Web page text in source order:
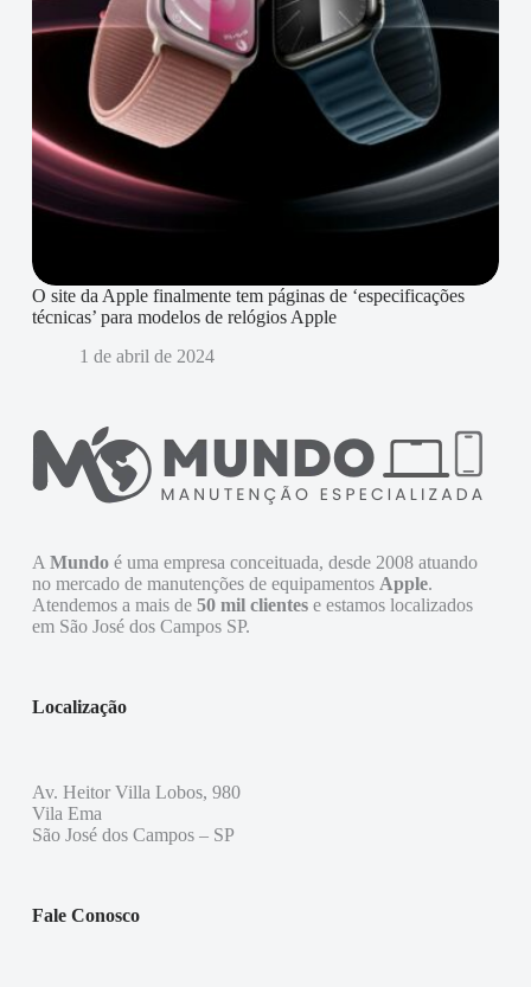
O site da Apple finalmente tem páginas de ‘especificações
técnicas’ para modelos de relógios Apple
1 de abril de 2024
A Mundoé uma empresa conceituada, desde 2008 atuando
no mercado de manutenções de equipamentos Apple.
Atendemos a mais de 50 mil clientese estamos localizados
em São José dos Campos SP.
Localização
Av. Heitor Villa Lobos, 980
Vila Ema
São José dos Campos – SP
Fale Conosco